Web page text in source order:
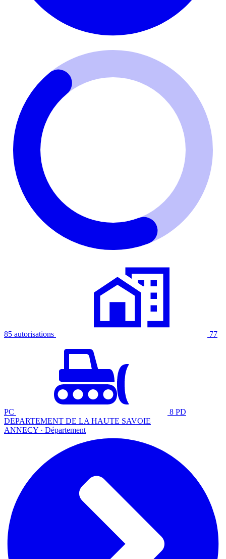
85 autorisations 77
PC
8 PD
DEPARTEMENT DE LA HAUTE SAVOIE
ANNECY · Département